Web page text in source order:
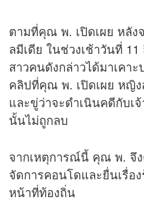
ตามที่คุณ พ. เปิดเผย หลัง
ลมีเดีย ในช่วงเช้าวันที่
สาวคนดังกล่าวได้มาเคา
คลิปที่คุณ พ. เปิดเผย หญิ
และขู่ว่าจะดำเนินคดีกับเ
นั้นไม่ถูกลบ
จากเหตุการณ์นี้ คุณ พ. จึ
จัดการคอนโดและยื่นเรื่อง
หน้าที่ท้องถิ่น